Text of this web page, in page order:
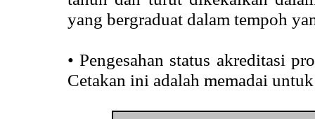
yang bergraduat dalam tempoh
• Pengesahan status akreditasi
Cetakan ini adalah memadai